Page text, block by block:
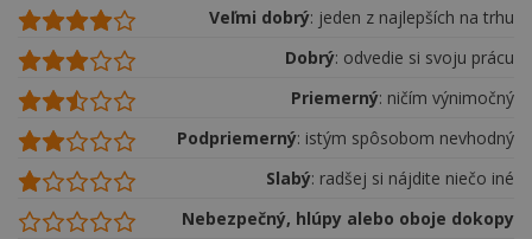
Veľmi dobrý: jeden z najlepších na trhu
Dobrý: odvedie si svoju prácu
Priemerný: ničím výnimočný
Podpriemerný: istým spôsobom nevhodný
Slabý: radšej si nájdite niečo iné
Nebezpečný, hlúpy alebo oboje dokopy